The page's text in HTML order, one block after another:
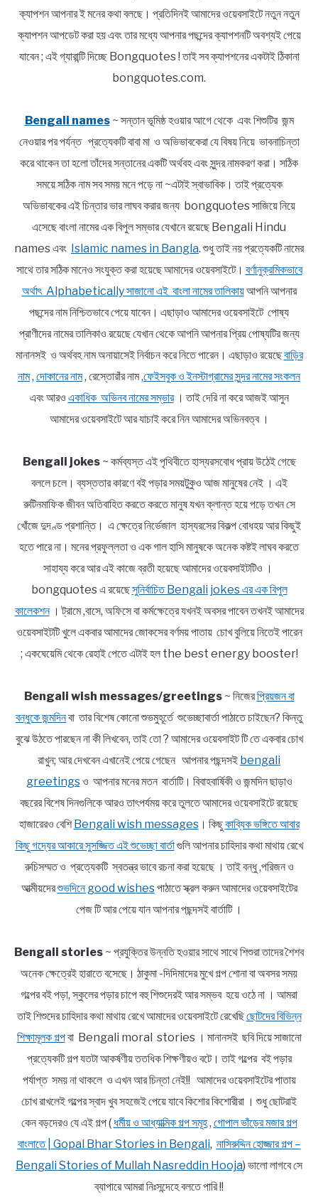
ক্যাপশন আপনার ই মনের কথা বলছে। প্রতিদিনই আমাদের ওয়েবসাইটে নতুন নতুন
ক্যাপশন আপডেট করা হয় এবং তার মধ্যে আপনার পছন্দের ক্যাপশনটি অবশ্যই পেয়ে
যাবেন ; এই গ্যারান্টি দিচ্ছে Bongquotes ! তাই সব ক্যাপশনের একটাই ঠিকানা
bongquotes.com.
Bengali names~ সন্তান ভূমিষ্ঠ হওয়ার আগে থেকে এবং শিশুটির জন্ম
নেওয়ার পর পর্যন্ত প্রত্যেকটি বাবা মা ও অভিভাবকেরা যে বিষয় নিয়ে ভাবনাচিন্তা
করে থাকেন তা হলো তাঁদের সন্তানের একটি অর্থবহ এবং সুন্দর নামকরণ করা। সঠিক
সময়ে সঠিক নাম সব সময় মনে পড়ে না ~এটাই স্বাভাবিক। তাই প্রত্যেক
অভিভাবকের এই চিন্তার ভার লাঘব করার জন্য bongquotes সাজিয়ে নিয়ে
এসেছে বাংলা নামের এক বিপুল সম্ভার যেখানে রয়েছে Bengali Hindu
names এবং Islamic names in Bangla. শুধু তাই নয় প্রত্যেকটি নামের
সাথে তার সঠিক মানেও সংযুক্ত করা হয়েছে আমাদের ওয়েবসাইটে। বর্ণানুক্রমিকভাবে
অর্থাৎ Alphabetically সাজানো এই বাংলা নামের তালিকায়আপনি আপনার
পছন্দের নাম নিশ্চিতভাবে পেয়ে যাবেন। এছাড়াও আমাদের ওয়েবসাইটে পোষ্য
প্রাণীদের নামের তালিকাও রয়েছে যেখান থেকে আপনি আপনার প্রিয় পোষ্যটির জন্য
মানানসই ও অর্থবহ নাম অনায়াসেই নির্বাচন করে নিতে পারেন। এছাড়াও রয়েছেবাড়ির
নাম, দোকানের নাম, রেস্তোরাঁর নাম ,ফেইসবুক ও ইনস্টাগ্রামের সুন্দর নামের সংকলন
এবং আরও একাধিক অভিনব নামের সম্ভার। তাই দেরি না করে আজই আসুন
আমাদের ওয়েবসাইটে আর যাচাই করে নিন আমাদের অভিনবত্ব ।
Bengali jokes~ কর্মব্যস্ত এই পৃথিবীতে হাস্যরসবোধ প্রায় উঠেই গেছে
বললে চলে। ব্যস্ততার কারণে বই পড়ার সময়টুকুও আজ মানুষের নেই । এই
রুটিনমাফিক জীবন অতিবাহিত করতে করতে মানুষ যখন ক্লান্ত হয়ে পড়ে তখন সে
খোঁজে দুদণ্ড প্রশান্তি। এ ক্ষেত্রে নির্ভেজাল হাস্যরসের বিকল্প বোধহয় আর কিছুই
হতে পারে না। মনের প্রফুল্লতা ও এক গাল হাসি মানুষকে অনেক কষ্টই লাঘব করতে
সাহায্য করে আর এই কাজে ব্রতী হয়েছে আমাদের ওয়েবসাইটটিও ।
bongquotes এ রয়েছেসুনির্বাচিত Bengali jokes এর এক বিপুল
কালেকশন। ট্রামে ,বাসে, অফিসে বা কর্মক্ষেত্রে যখনই অবসর পাবেন তখনই আমাদের
ওয়েবসাইটটি খুলে একবার আমাদের জোকসের বর্ণময় পাতায় চোখ বুলিয়ে নিতেই পারেন
; একঘেয়েমি থেকে রেহাই পেতে এটাই হল the best energy booster!
Bengali wish messages/greetings~ নিজেরপ্রিয়জন বা
বন্ধুকে জন্মদিনবা তার বিশেষ কোনো শুভমুহূর্তে শুভেচ্ছাবার্তা পাঠাতে চাইছেন? কিন্তু
বুঝে উঠতে পারছেন না কী লিখবেন, তাই তো ? আমাদের ওয়েবসাইট টি তে একবার চোখ
রাখুন; আর দেখবেন এখানেই পেয়ে গেছেন আপনার পছন্দসই bengali
greetingsও আপনার মনের মতন বার্তাটি। বিবাহবার্ষিকী ও জন্মদিন ছাড়াও
বছরের বিশেষ দিনগুলিকে আরও তাৎপর্যময় করে তুলতে আমাদের ওয়েবসাইটে রয়েছে
হাজারেরও বেশিBengali wish messages। কিছুকাব্যিক ভঙ্গিতে আবার
কিছু গদ্যের আকারে সুসজ্জিত এই শুভেচ্ছা বার্তাগুলি আপনার চাহিদার কথা মাথায় রেখে
রুচিসম্মত ও প্রত্যেকটি স্বতন্ত্র ভাবে রচনা করা হয়েছে । তাই বন্ধু ,পরিজন ও
আত্মীয়দেরশুভদিনে good wishesপাঠাতে স্ক্রল করুন আমাদের ওয়েবসাইটের
পেজ টি আর পেয়ে যান আপনার পছন্দসই বার্তাটি ।
Bengali stories ~ প্রযুক্তির উন্নতি হওয়ার সাথে সাথে শিশুরা তাদের শৈশব
অনেক ক্ষেত্রেই হারাতে বসেছে। ঠাকুমা -দিদিমাদের মুখে গল্প শোনা বা অবসর সময়
গল্পের বই পড়া, স্কুলের পড়ার চাপে বহু শিশুদেরই আর সম্ভব হয়ে ওঠে না । আমরা
তাই শিশুদের চাহিদার কথা মাথায় রেখে আমাদের ওয়েবসাইটে রেখেছিছোটদের বিভিন্ন
শিক্ষামূলক গল্পবা Bengali moral stories । মানানসই ছবি দিয়ে সাজানো
প্রত্যেকটি গল্প যতটা আকর্ষণীয় ততধিক শিক্ষণীয়ও বটে। তাই গল্পের বই পড়ার
পর্যাপ্ত সময় না থাকলে ও এখন আর চিন্তা নেই!! আমাদের ওয়েবসাইটের পাতায়
চোখ রাখলেই গল্পের স্বাদ খুব সহজেই পেয়ে যাবে কিশোর কিশোরীরা । শুধু ছোটরাই
কেন বড়দেরও যে এই গল্প ( ধর্মীয় ও আধ্যাত্মিক গল্প সমূহ, গোপাল ভাঁড়ের মজার গল্প
বাংলাতে | Gopal Bhar Stories in Bengali, নাসিরুদ্দিন হোজ্জার গল্প –
Bengali Stories of Mullah Nasreddin Hooja) ভালো লাগবে সে
ব্যাপারে আমরা নিঃসন্দেহে বলতে পারি !!